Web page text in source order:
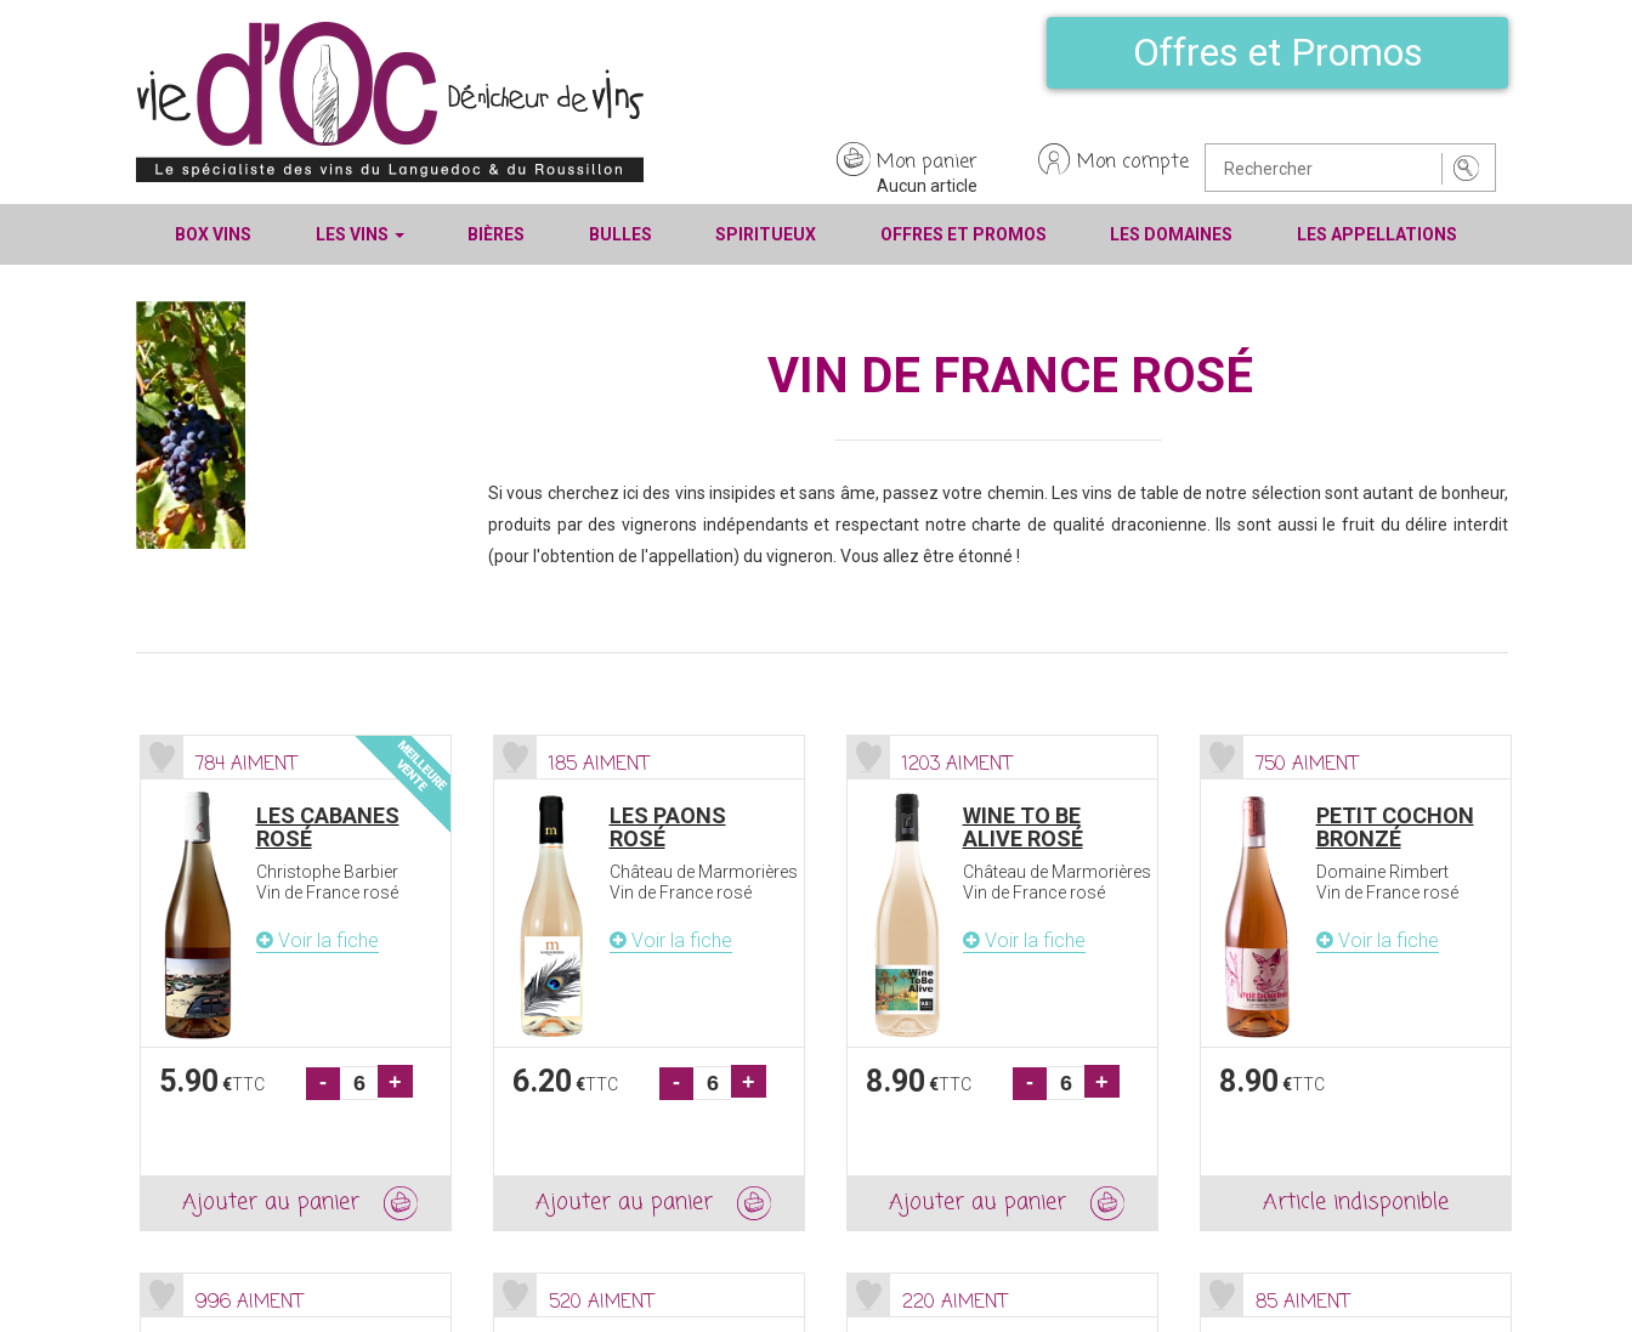
Offres et Promos
Mon panier
Aucun article
Mon compte
BOX VINS LES VINS BIÈRES BULLES SPIRITUEUX OFFRES ET PROMOS LES DOMAINES LES APPELLATIONS
VIN DE FRANCE ROSÉ
Si vous cherchez ici des vins insipides et sans âme, passez votre chemin. Les vins de table de notre sélection sont autant de bonheur,
produits par des vignerons indépendants et respectant notre charte de qualité draconienne. Ils sont aussi le fruit du délire interdit
(pour l'obtention de l'appellation) du vigneron. Vous allez être étonné !
784 AIMENT
LES CABANES
ROSÉ
Christophe Barbier
Vin de France rosé
Voir la fiche
5.90 €TTC - +
Ajouter au panier
185 AIMENT
LES PAONS
ROSÉ
Château de Marmorières
Vin de France rosé
Voir la fiche
6.20 €TTC - +
Ajouter au panier
1203 AIMENT
WINE TO BE
ALIVE ROSÉ
Château de Marmorières
Vin de France rosé
Voir la fiche
8.90 €TTC - +
Ajouter au panier
750 AIMENT
PETIT COCHON
BRONZÉ
Domaine Rimbert
Vin de France rosé
Voir la fiche
8.90 €TTC
Article indisponible
996 AIMENT 520 AIMENT 220 AIMENT 85 AIMENT